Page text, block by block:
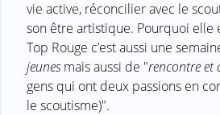
vie active, réconcilier avec le
son être artistique. Pourquoi elle
Top Rouge c’est aussi une
jeunesmais aussi de "rencontre et
gens qui ont deux passions en
le scoutisme)".